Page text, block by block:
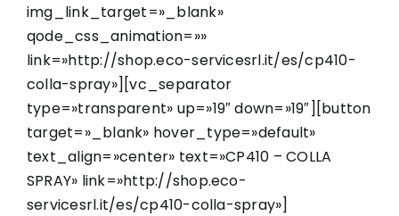
img_link_target=»_blank»
qode_css_animation=»»
link=»http://shop.eco-servicesrl.it/es/cp410-
colla-spray»][vc_separator
type=»transparent» up=»19″ down=»19″][button
target=»_blank» hover_type=»default»
text_align=»center» text=»CP410 – COLLA
SPRAY» link=»http://shop.eco-
servicesrl.it/es/cp410-colla-spray»]